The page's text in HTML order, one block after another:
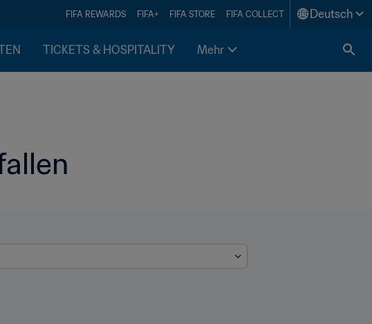
FIFA REWARDS FIFA+ FIFA STORE FIFA COLLECT Deutsch
TICKETS & HOSPITALITY Mehr